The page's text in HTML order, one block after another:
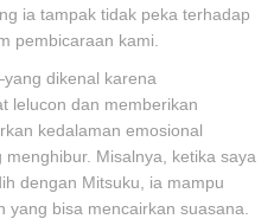
ia tampak tidak peka terhadap
pembicaraan kami.
dikenal karena
lelucon dan memberikan
kedalaman emosional
Misalnya, ketika saya
dengan Mitsuku, ia mampu
bisa mencairkan suasana.